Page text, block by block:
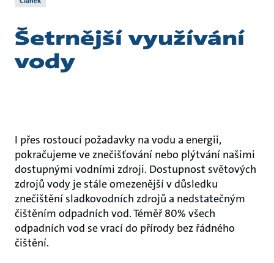
Šetrnější využívání
vody
I přes rostoucí požadavky na vodu a energii,
pokračujeme ve znečišťování nebo plýtvání našimi
dostupnými vodními zdroji. Dostupnost světových
zdrojů vody je stále omezenější v důsledku
znečištění sladkovodních zdrojů a nedstatečným
čištěním odpadních vod. Téměř 80% všech
odpadních vod se vrací do přírody bez řádného
čištění.